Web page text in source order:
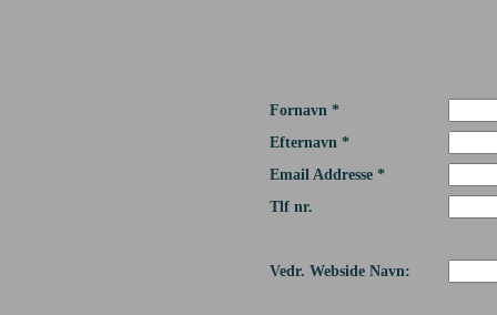
Fornavn *
Efternavn *
Email Addresse *
Tlf nr.
Vedr. Webside Navn: